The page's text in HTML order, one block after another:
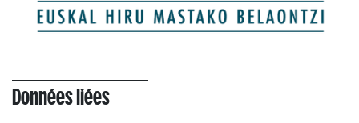
Données liées